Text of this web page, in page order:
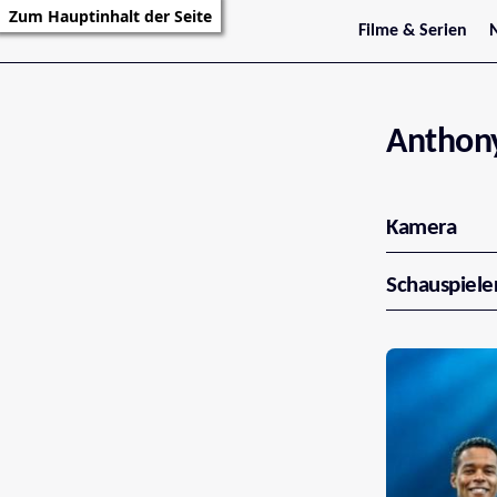
Zum Hauptinhalt der Seite
Filme & Serien
Trailer
Serienarchiv
Kamera